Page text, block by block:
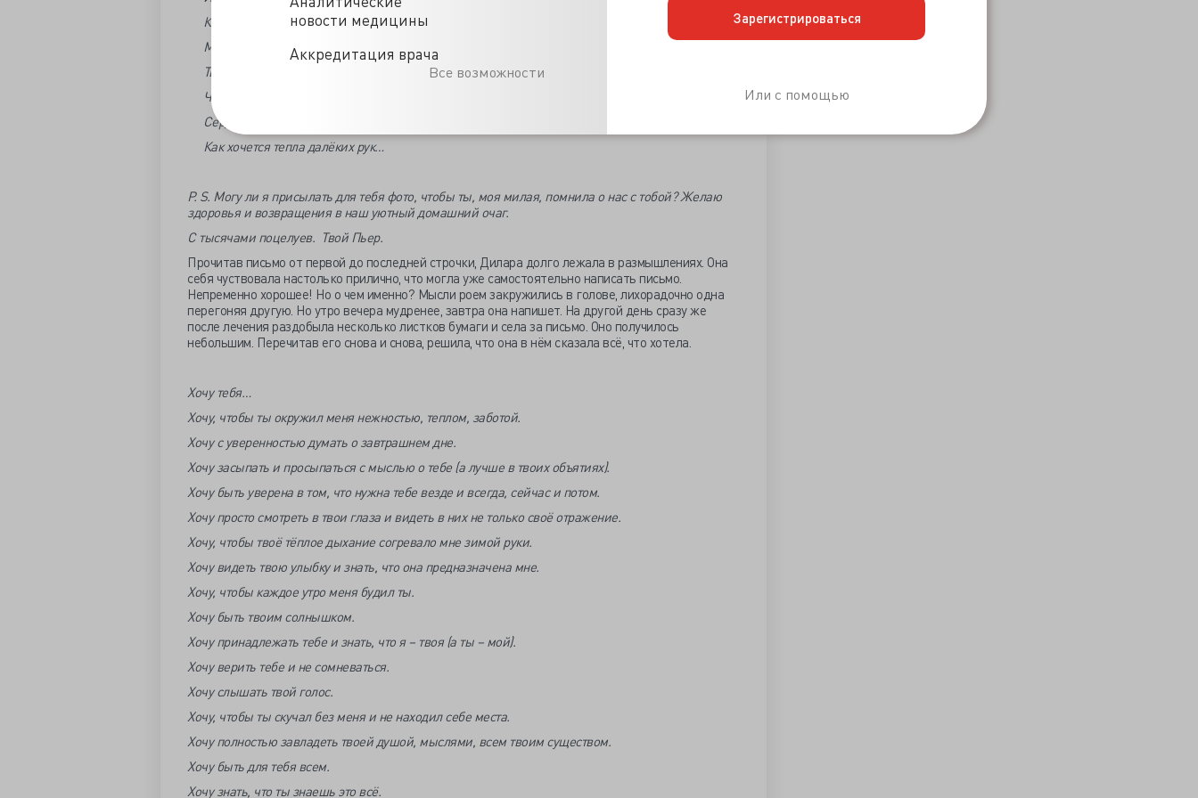
новости медицины
Аккредитация врача
Все возможности
Зарегистрироваться
Или с помощью
Как нынче отразились небеса…
Мне так нужны сейчас твои глаза…
Ты далеко, мне не хватает рук,
Чтоб обнял, защитил и успокоил
Сердечный твой желанный страстный стук…
Как хочется тепла далёких рук…
P. S. Могу ли я присылать для тебя фото, чтобы ты, моя милая, помнила о нас с тобой? Желаю
здоровья и возвращения в наш уютный домашний очаг.
С тысячами поцелуев. Твой Пьер.
Прочитав письмо от первой до последней строчки, Дилара долго лежала в размышлениях. Она
себя чуствовала настолько прилично, что могла уже самостоятельно написать письмо.
Непременно хорошее! Но о чем именно? Мысли роем закружились в голове, лихорадочно одна
перегоняя другую. Но утро вечера мудренее, завтра она напишет. На другой день сразу же
после лечения раздобыла несколько листков бумаги и села за письмо. Оно получилось
небольшим. Перечитав его снова и снова, решила, что она в нём сказала всё, что хотела.
Хочу тебя…
Хочу, чтобы ты окружил меня нежностью, теплом, заботой.
Хочу с уверенностью думать о завтрашнем дне.
Хочу засыпать и просыпаться с мыслью о тебе (а лучше в твоих объятиях).
Хочу быть уверена в том, что нужна тебе везде и всегда, сейчас и потом.
Хочу просто смотреть в твои глаза и видеть в них не только своё отражение.
Хочу, чтобы твоё тёплое дыхание согревало мне зимой руки.
Хочу видеть твою улыбку и знать, что она предназначена мне.
Хочу, чтобы каждое утро меня будил ты.
Хочу быть твоим солнышком.
Хочу принадлежать тебе и знать, что я – твоя (а ты – мой).
Хочу верить тебе и не сомневаться.
Хочу слышать твой голос.
Хочу, чтобы ты скучал без меня и не находил себе места.
Хочу полностью завладеть твоей душой, мыслями, всем твоим существом.
Хочу быть для тебя всем.
Хочу знать, что ты знаешь это всё.